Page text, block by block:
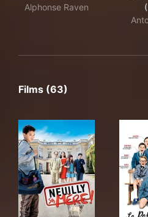
Alphonse Raven
Films (63)